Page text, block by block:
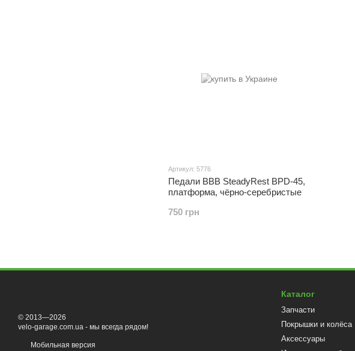
Артикул: 5776
Педали BBB SteadyRest BPD-45,
платформа, чёрно-серебристые
750 грн
© 2013—2026
velo-garage.com.ua - мы всегда рядом!
Мобильная версия
Каталог
Запчасти
Покрышки и колёса
Аксессуары